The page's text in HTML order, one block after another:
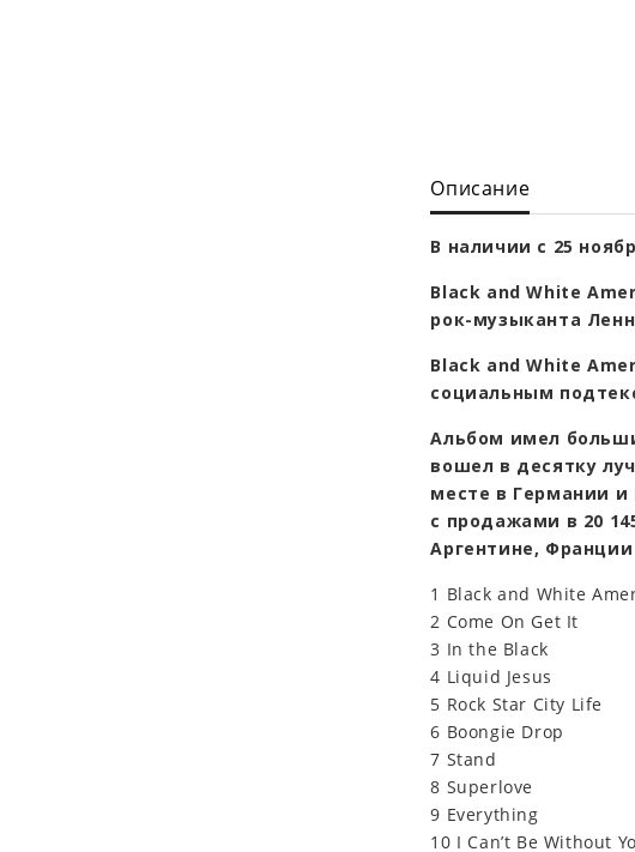
Описание
В наличии с 25
Black and White
рок-музыканта
Black and White
социальным
Альбом имел
вошел в десятку
месте в Германии
с продажами в 20
Аргентине,
1 Black and White
2 Come On Get It
3 In the Black
4 Liquid Jesus
5 Rock Star City Life
6 Boongie Drop
7 Stand
8 Superlove
9 Everything
10 I Can’t Be Without